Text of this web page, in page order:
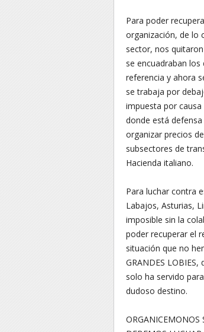
Para poder
organización, de lo
sector, nos
se encuadraban
referencia y ahora
se trabaja por
impuesta por
donde está
organizar precios
subsectores de
Hacienda italiano.
Para luchar contra
Labajos, Asturias,
imposible sin la
poder recuperar el
situación que no
GRANDES
solo ha servido
dudoso destino.
ORGANICEMONOS